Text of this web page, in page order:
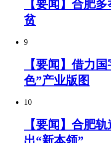
【要闻】合肥
贫
9
【要闻】借力
色”产业版图
10
【要闻】合肥